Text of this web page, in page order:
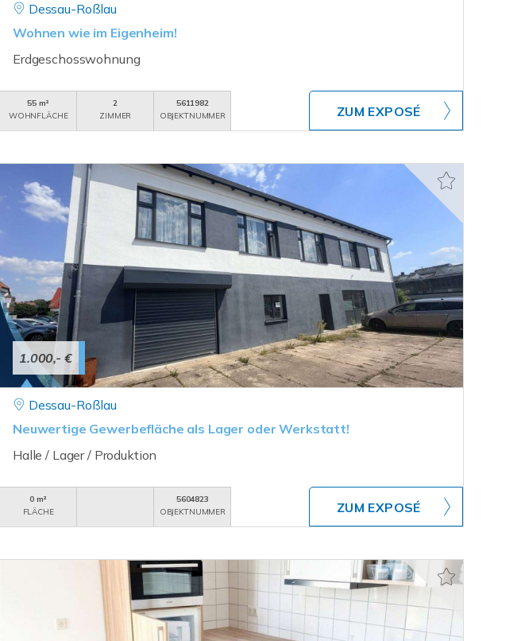
Dessau-Roßlau
Wohnen wie im Eigenheim!
Erdgeschosswohnung
55 m²
WOHNFLÄCHE
2
ZIMMER
5611982
OBJEKTNUMMER
ZUM EXPOSÉ
1.000,- €
Dessau-Roßlau
Neuwertige Gewerbefläche als Lager oder Werkstatt!
Halle / Lager / Produktion
0 m²
FLÄCHE
5604823
OBJEKTNUMMER
ZUM EXPOSÉ